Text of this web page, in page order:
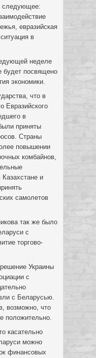
следующее:
евразийская
в
неделе
будет посвящено
экономики.
что в
Евразийского
в
приняты
Страны
повышении
комбайнов,
и
самолетов
так же было
с
торгово-
Украины
с
с Беларусью.
возможно, что
положительно.
касательно
можно
финансовых